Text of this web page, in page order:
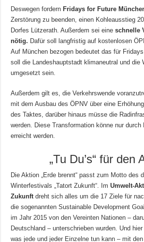
Deswegen fordernFridays for Future
Zerstörung zu beenden, einen Kohleausstieg
Dorfes Lützerath. Außerdem sei eineschnelle
nötig. Dafür soll langfristig auf kostenlosen
Auf München bezogen bedeutet das für
soll die Landeshauptstadt klimaneutral und die
umgesetzt sein.
Außerdem gilt es, die Verkehrswende
mit dem Ausbau des ÖPNV über eine
des Taktes, darüber hinaus müsse die
werden. Diese Transformation könne nur
erreicht werden.
„Tu Du’s“ für den
Die Aktion „Erde brennt“ passt zum Motto des
Winterfestivals „Tatort Zukunft“. ImUmwelt-
Zukunft dreht sich alles um die 17 Ziele für
die sogenannten Sustainable Development
im Jahr 2015 von den Vereinten Nationen –
Deutschland – unterschrieben wurden. Und
was jede und jeder Einzelne tun kann – mit den